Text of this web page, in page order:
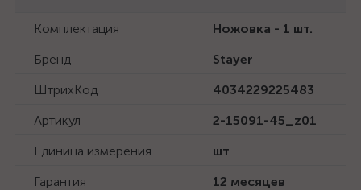
Комплектация
Ножовка - 1 шт.
Бренд
Stayer
ШтрихКод
4034229225483
Артикул
2-15091-45_z01
Единица измерения
шт
Гарантия
12 месяцев